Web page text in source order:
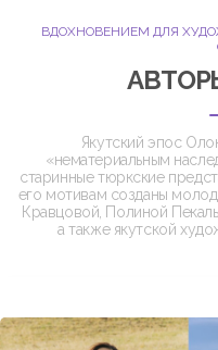
ВДОХНОВЕНИЕМ ДЛЯ
Якутский эпос
«нематериальным
старинные тюркские
его мотивам созданы
Кравцовой, Полиной
а также якутской